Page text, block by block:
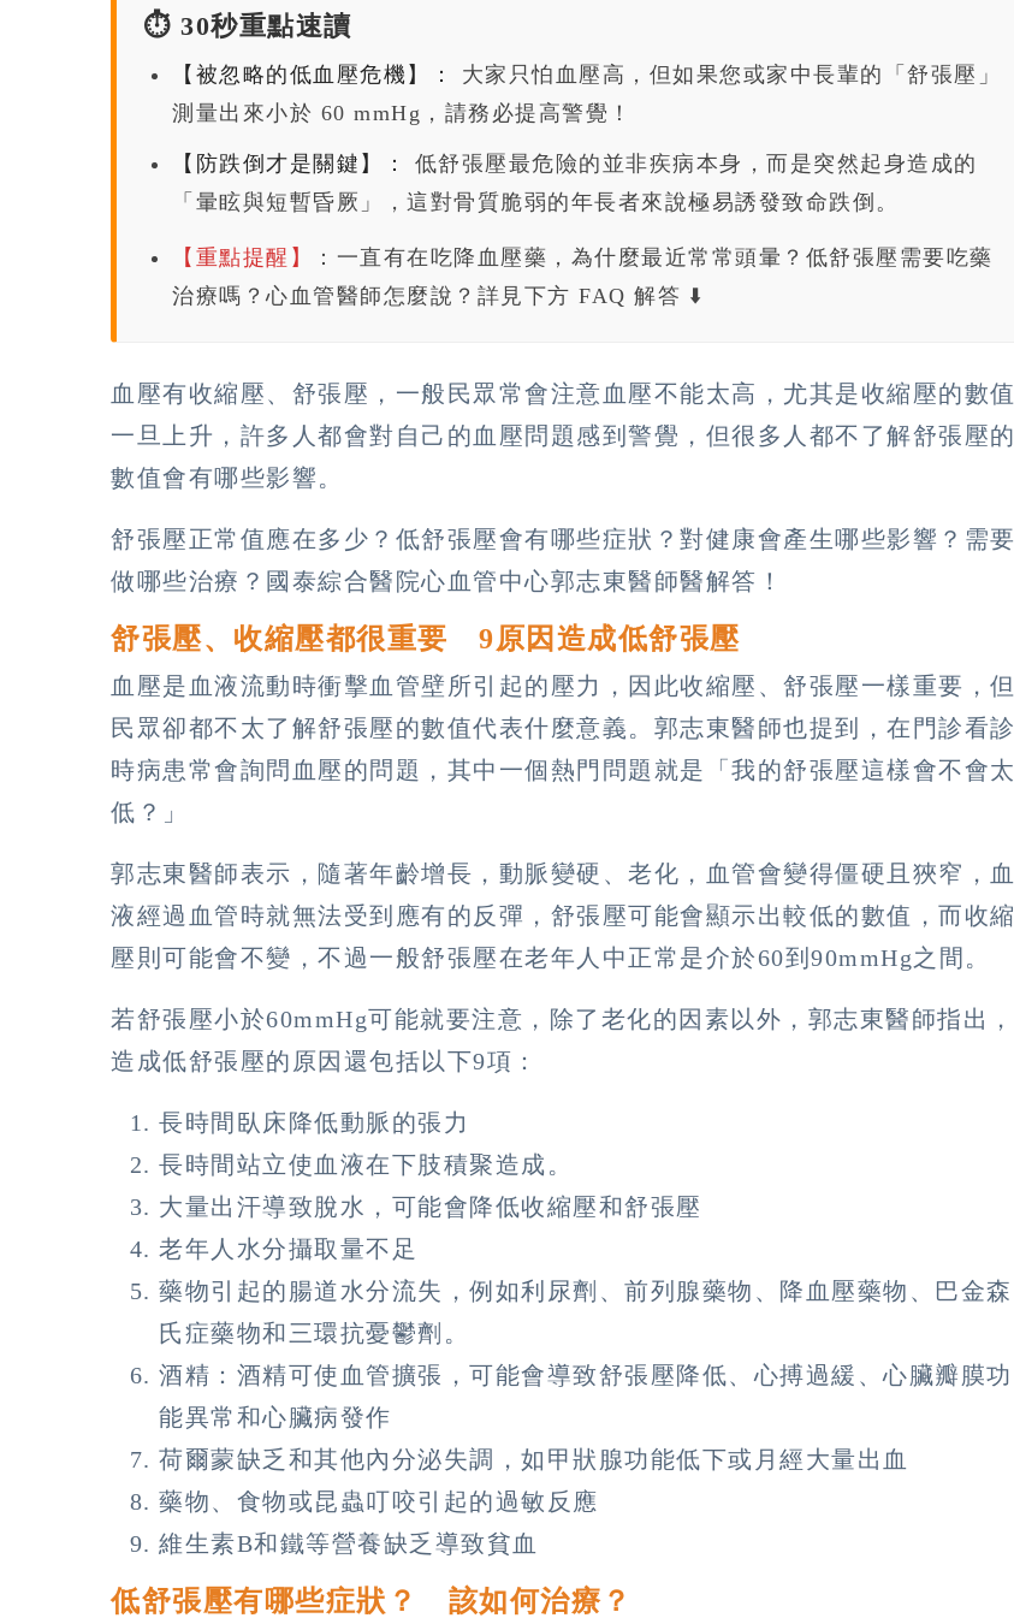
⏱️ 30秒重點速讀
【被忽略的低血壓危機】：
大家只怕血壓高，但如果您或家中長輩的「舒張壓」
測量出來小於 60 mmHg，請務必提高警覺！
【防跌倒才是關鍵】：
低舒張壓最危險的並非疾病本身，而是突然起身造成的
「暈眩與短暫昏厥」，這對骨質脆弱的年長者來說極易誘發致命跌倒。
【重點提醒】
：一直有在吃降血壓藥，為什麼最近常常頭暈？低舒張壓需要吃藥
治療嗎？心血管醫師怎麼說？詳見下方 FAQ 解答 ⬇️
血壓有收縮壓、舒張壓，一般民眾常會注意血壓不能太高，尤其是收縮壓的數值
一旦上升，許多人都會對自己的血壓問題感到警覺，但很多人都不了解舒張壓的
數值會有哪些影響。
舒張壓正常值應在多少？低舒張壓會有哪些症狀？對健康會產生哪些影響？需要
做哪些治療？國泰綜合醫院心血管中心郭志東醫師醫解答！
舒張壓、收縮壓都很重要 9原因造成低舒張壓
血壓是血液流動時衝擊血管壁所引起的壓力，因此收縮壓、舒張壓一樣重要，但
民眾卻都不太了解舒張壓的數值代表什麼意義。郭志東醫師也提到，在門診看診
時病患常會詢問血壓的問題，其中一個熱門問題就是「我的舒張壓這樣會不會太
低？」
郭志東醫師表示，隨著年齡增長，動脈變硬、老化，血管會變得僵硬且狹窄，血
液經過血管時就無法受到應有的反彈，舒張壓可能會顯示出較低的數值，而收縮
壓則可能會不變，不過一般舒張壓在老年人中正常是介於60到90mmHg之間。
若舒張壓小於60mmHg可能就要注意，除了老化的因素以外，郭志東醫師指出，
造成低舒張壓的原因還包括以下9項：
長時間臥床降低動脈的張力
長時間站立使血液在下肢積聚造成。
大量出汗導致脫水，可能會降低收縮壓和舒張壓
老年人水分攝取量不足
藥物引起的腸道水分流失，例如利尿劑、前列腺藥物、降血壓藥物、巴金森
氏症藥物和三環抗憂鬱劑。
酒精：酒精可使血管擴張，可能會導致舒張壓降低、心搏過緩、心臟瓣膜功
能異常和心臟病發作
荷爾蒙缺乏和其他內分泌失調，如甲狀腺功能低下或月經大量出血
藥物、食物或昆蟲叮咬引起的過敏反應
維生素B和鐵等營養缺乏導致貧血
低舒張壓有哪些症狀？ 該如何治療？